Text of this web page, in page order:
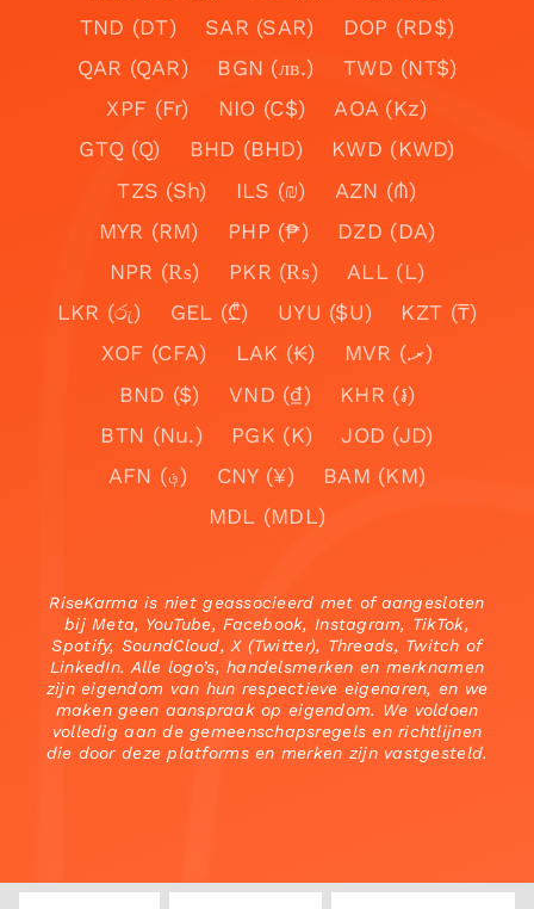
TND (DT)
SAR (SAR)
DOP (RD$)
QAR (QAR)
BGN (лв.)
TWD (NT$)
XPF (Fr)
NIO (C$)
AOA (Kz)
GTQ (Q)
BHD (BHD)
KWD (KWD)
TZS (Sh)
ILS (₪)
AZN (₼)
MYR (RM)
PHP (₱)
DZD (DA)
NPR (₨)
PKR (₨)
ALL (L)
LKR (රු)
GEL (₾) UYU ($U)
KZT (₸)
XOF (CFA)
LAK (₭)
MVR (.ރ)
BND ($)
VND (₫)
KHR (៛)
BTN (Nu.)
PGK (K)
JOD (JD)
AFN (؋)
CNY (¥)
BAM (KM)
MDL (MDL)
RiseKarma is niet geassocieerd met of aangesloten
bij Meta, YouTube, Facebook, Instagram, TikTok,
Spotify, SoundCloud, X (Twitter), Threads, Twitch of
LinkedIn. Alle logo’s, handelsmerken en merknamen
zijn eigendom van hun respectieve eigenaren, en we
maken geen aanspraak op eigendom. We voldoen
volledig aan de gemeenschapsregels en richtlijnen
die door deze platforms en merken zijn vastgesteld.